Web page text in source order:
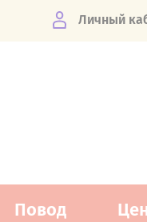
Личный
Повод